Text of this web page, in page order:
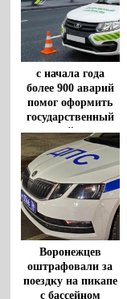
с начала года
более 900 аварий
помог оформить
государственный
дорожный патруль
Воронежцев
оштрафовали за
поездку на пикапе
с бассейном